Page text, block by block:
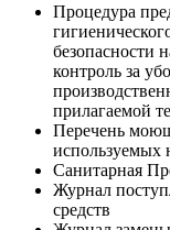
Процедура
безопасности
контроль за
прилагаемой
Перечень
используемых
Санитарная
Журнал
средств